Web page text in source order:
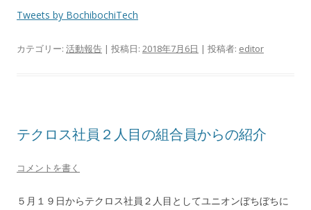
Tweets by BochibochiTech
カテゴリー: 活動報告 | 投稿日: 2018年7月6日 | 投稿者: editor
テクロス社員２人目の組合員からの紹介
コメントを書く
５月１９日からテクロス社員２人目としてユニオンぼちぼちに